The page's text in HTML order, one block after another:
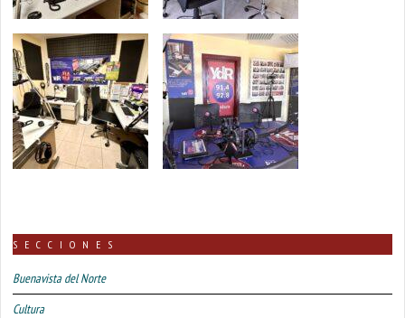
SECCIONES
Buenavista del Norte
Cultura